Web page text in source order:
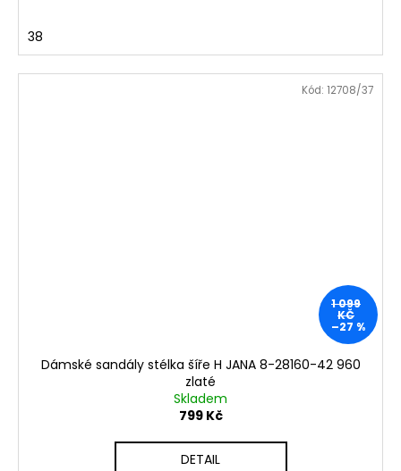
38
1 099
KČ
–27 %
Dámské sandály stélka šíře H JANA 8-28160-42 960
zlaté
Skladem
799 Kč
DETAIL
Kód: 12708/37